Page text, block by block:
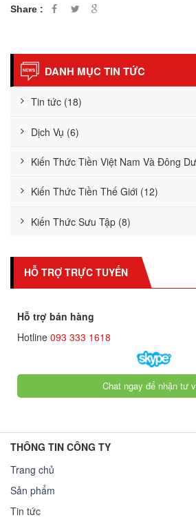
Share :
DANH MỤC TIN TỨC
Tin tức (18)
Dịch Vụ (6)
Kiến Thức Tiền Việt Nam Và Đông
Kiến Thức Tiền Thế Giới (12)
Kiến Thức Sưu Tập (8)
HỖ TRỢ TRỰC TUYẾN
Hỗ trợ bán hàng
Hotline 093 333 1618
Chat ngay để nhận tư
THÔNG TIN CÔNG TY
Trang chủ
Sản phẩm
Tin tức